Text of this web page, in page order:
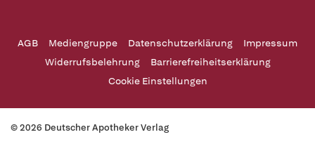
AGB Mediengruppe Datenschutzerklärung
Impressum
Widerrufsbelehrung
Barrierefreiheitserklärung
Cookie Einstellungen
© 2026 Deutscher Apotheker Verlag